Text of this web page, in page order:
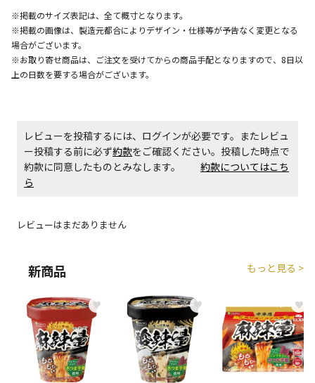
ただし、メーカーの営業日に基づき出荷手続きを行う
ため、通常よりお時間をいただく場合がございます。
また、日曜・祝日や年末年始などの長期休業期間中
は、休業明けからの出荷対応となります。
お見積商品です。金額・施工日はお打ち合わせの上、
決定となります。
お見積商品です。金額・施工日はお打ち合わせの上、
決定となります。
生する場合がございます。
商品購入個数ごとに送料がかかる商品です
※掲載のサイズ表記は、全て概寸となります。
※掲載の画像は、製造元都合によりデザイン・仕様等が予告なく変更となる
場合がございます。
※お取り寄せ商品は、ご注文を受けてからの商品手配となりますので、8日以
上の日数を要する場合がございます。
レビューを投稿するには、ログインが必要です。またレビュ
ー投稿する前に必ず約款をご確認ください。投稿した時点で
約款に同意したものとみなします。 約款についてはこち
ら
レビューはまだありません
新商品 もっと見る >
♥ ♥ ♥